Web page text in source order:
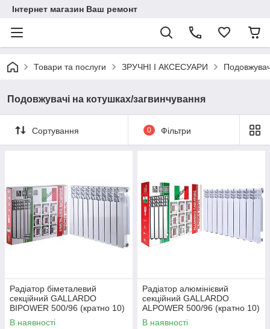
Інтернет магазин Ваш ремонт
Товари та послуги ЗРУЧНІ І АКСЕСУАРИ
Подовжувачі на котушках/загвинчування
Сортування 0 Фільтри
Радіатор біметалевий
секційний GALLARDO
BIPOWER 500/96 (кратно 10)
В наявності
Радіатор алюмінієвий
секційний GALLARDO
ALPOWER 500/96 (кратно 10)
В наявності